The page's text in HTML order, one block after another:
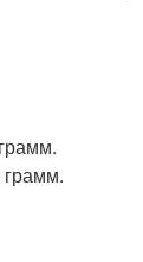
грамм.